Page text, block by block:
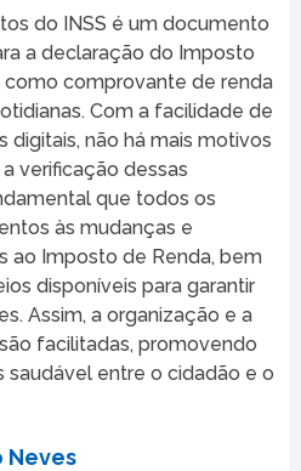
do INSS é um documento
a declaração do Imposto
comprovante de renda
Com a facilidade de
digitais, não há mais motivos
verificação dessas
que todos os
às mudanças e
ao Imposto de Renda, bem
disponíveis para garantir
Assim, a organização e a
facilitadas, promovendo
saudável entre o cidadão e o
Neves